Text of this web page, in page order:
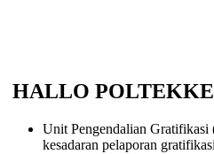
HALLO
Unit Pengendalian Gratifikasi
kesadaran pelaporan